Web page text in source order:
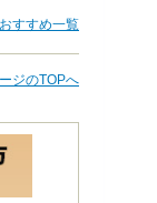
おすすめ一覧
ジのTOPへ